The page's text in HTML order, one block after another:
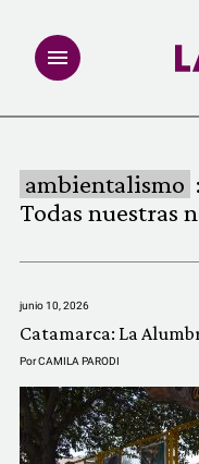
INVESTIGACIONES
MULTIMEDIA
PRODUCTOS
ambientalismo :
Todas nuestras
junio 10, 2026
Catamarca: La
PorCAMILA PARODI